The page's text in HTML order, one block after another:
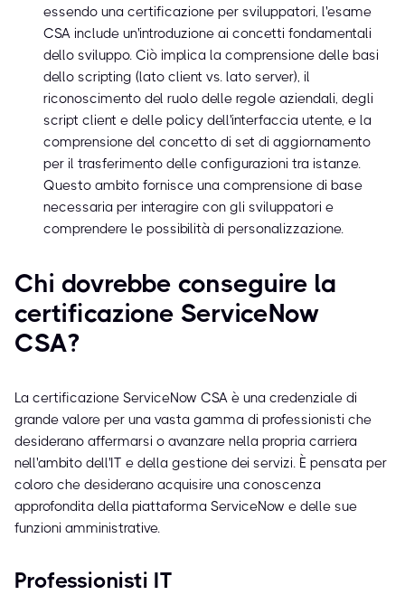
essendo una certificazione per sviluppatori, l'esame
CSA include un'introduzione ai concetti fondamentali
dello sviluppo. Ciò implica la comprensione delle basi
dello scripting (lato client vs. lato server), il
riconoscimento del ruolo delle regole aziendali, degli
script client e delle policy dell'interfaccia utente, e la
comprensione del concetto di set di aggiornamento
per il trasferimento delle configurazioni tra istanze.
Questo ambito fornisce una comprensione di base
necessaria per interagire con gli sviluppatori e
comprendere le possibilità di personalizzazione.
Chi dovrebbe conseguire la
certificazione ServiceNow
CSA?
La certificazione ServiceNow CSA è una credenziale di
grande valore per una vasta gamma di professionisti che
desiderano affermarsi o avanzare nella propria carriera
nell'ambito dell'IT e della gestione dei servizi. È pensata per
coloro che desiderano acquisire una conoscenza
approfondita della piattaforma ServiceNow e delle sue
funzioni amministrative.
Professionisti IT